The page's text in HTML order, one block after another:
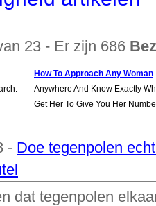
23 - Er zijn 686
How To Approach Any Woman
Anywhere And Know Exactly
Get Her To Give You Her Numbe
- Doe tegenpolen
dat tegenpolen